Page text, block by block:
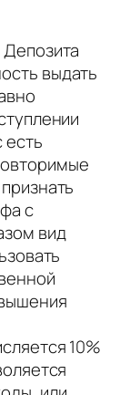
выдать
есть
с
вид
10%